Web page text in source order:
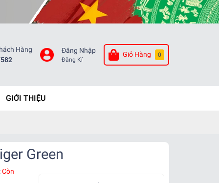
Hàng
Đăng Nhập
Đăng Kí
Giỏ Hàng 0
GIỚI THIỆU
Green
Còn